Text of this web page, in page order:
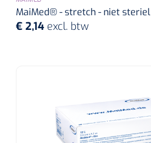
Hydrogel
Diversen
MaiMed® - stretch - niet steriel
€ 2,14 excl. btw